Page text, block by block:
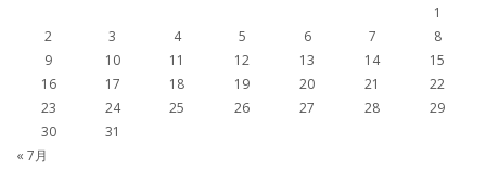
1
2
3 4 5 6 7
8
9
10 11 12 13 14
15
16
17 18 19 20 21
22
23
24 25 26 27 28
29
30
31
« 7月